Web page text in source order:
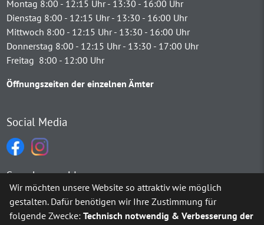
Montag 8:00 - 12:15 Uhr - 13:30 - 16:00 Uhr
Dienstag 8:00 - 12:15 Uhr - 13:30 - 16:00 Uhr
Mittwoch 8:00 - 12:15 Uhr - 13:30 - 16:00 Uhr
Donnerstag 8:00 - 12:15 Uhr - 13:30 - 17:00 Uhr
Freitag 8:00 - 12:00 Uhr
Öffnungszeiten der einzelnen Ämter
Social Media
Sprachauswahl
Möchten Sie vonGoogle Translate bereitgestellte externe
Wir möchten unsere Website so attraktiv wie möglich
gestalten. Dafür benötigen wir Ihre Zustimmung für
folgende Zwecke:Technisch notwendig & Verbesserung der